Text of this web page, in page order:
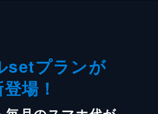
setプランが
場！